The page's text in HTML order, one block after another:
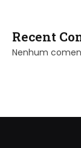
Recent
Nenhum